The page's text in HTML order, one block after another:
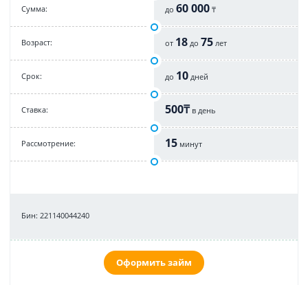
Cумма: до 60 000 ₸
Возраст: от 18 до 75 лет
Срок: до 10 дней
Cтавка: 500₸в день
Рассмотрение: 15 минут
Бин: 221140044240
Оформить займ